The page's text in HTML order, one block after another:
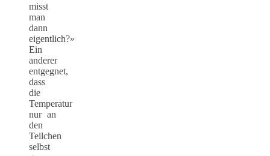
misst
man
dann
eigentlich?»
Ein
anderer
entgegnet,
dass
die
Temperatur
nur an
den
Teilchen
selbst